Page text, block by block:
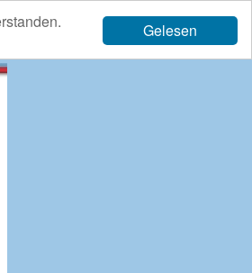
Gelesen